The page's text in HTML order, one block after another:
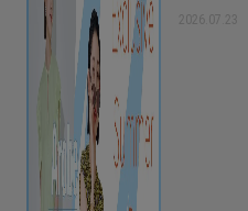
2026.07.23